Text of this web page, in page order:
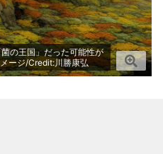
の王国」だった可能性が
ージ/Credit:川勝康弘